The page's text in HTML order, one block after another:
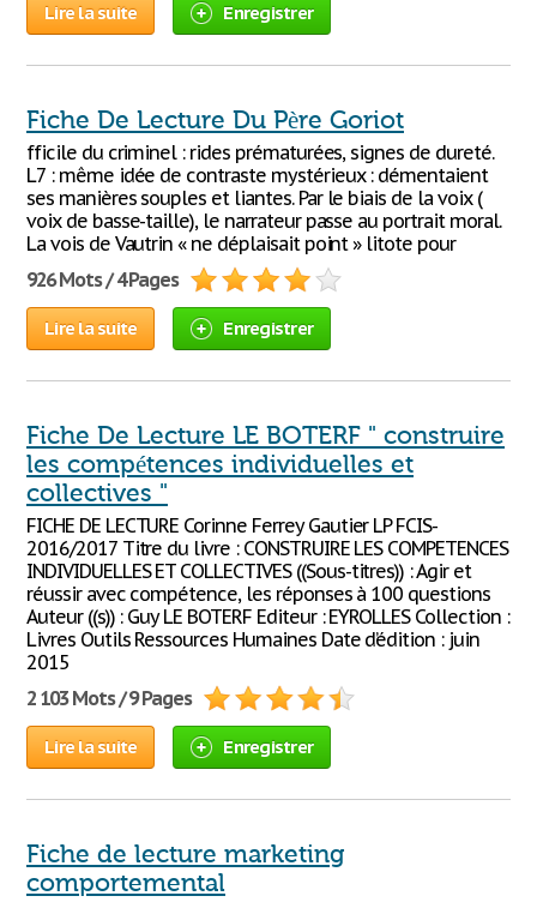
Lire la suite Enregistrer
Fiche De Lecture Du Père Goriot
fficile du criminel : rides prématurées, signes de dureté.
L7 : même idée de contraste mystérieux : démentaient
ses manières souples et liantes. Par le biais de la voix (
voix de basse-taille), le narrateur passe au portrait moral.
La vois de Vautrin « ne déplaisait point » litote pour
926 Mots / 4 Pages
Lire la suite Enregistrer
Fiche De Lecture LE BOTERF " construire
les compétences individuelles et
collectives "
FICHE DE LECTURE Corinne Ferrey Gautier LP FCIS-
2016/2017 Titre du livre : CONSTRUIRE LES COMPETENCES
INDIVIDUELLES ET COLLECTIVES ((Sous-titres)) : Agir et
réussir avec compétence, les réponses à 100 questions
Auteur ((s)) : Guy LE BOTERF Editeur : EYROLLES Collection :
Livres Outils Ressources Humaines Date d’édition : juin
2015
2 103 Mots / 9 Pages
Lire la suite Enregistrer
Fiche de lecture marketing
comportemental